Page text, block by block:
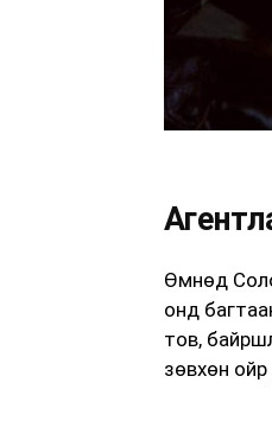
Өмнөд
онд
тов,
зөвхөн